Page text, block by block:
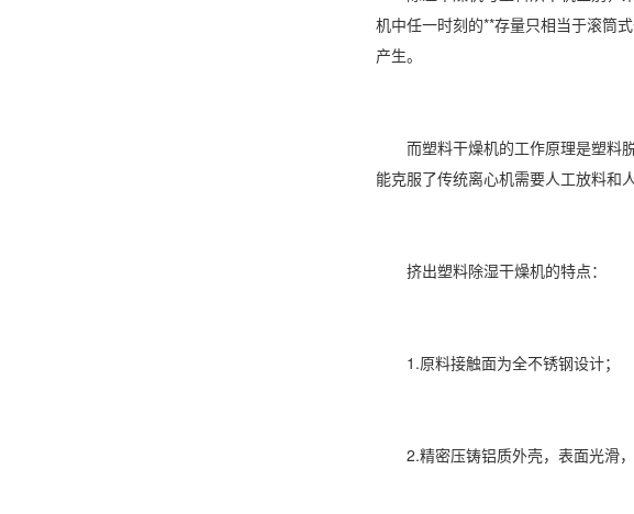
机中任一时刻的**存量只相当于滚筒
产生。
而塑料干燥机的工作原理是塑料脱
能克服了传统离心机需要人工放料和
挤出塑料除湿干燥机的特点：
1.原料接触面为全不锈钢设计；
2.精密压铸铝质外壳，表面光滑，